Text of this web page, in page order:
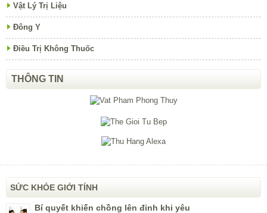
Vật Lý Trị Liệu
Đông Y
Điều Trị Không Thuốc
THÔNG TIN
SỨC KHỎE GIỚI TÍNH
Bí quyết khiến chồng lên đỉnh khi yêu